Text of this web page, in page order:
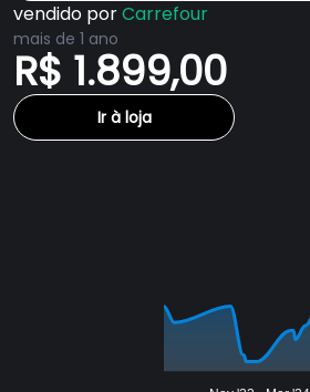
vendido porCarrefour
mais de 1 ano
R$ 1.899,00
Ir à loja